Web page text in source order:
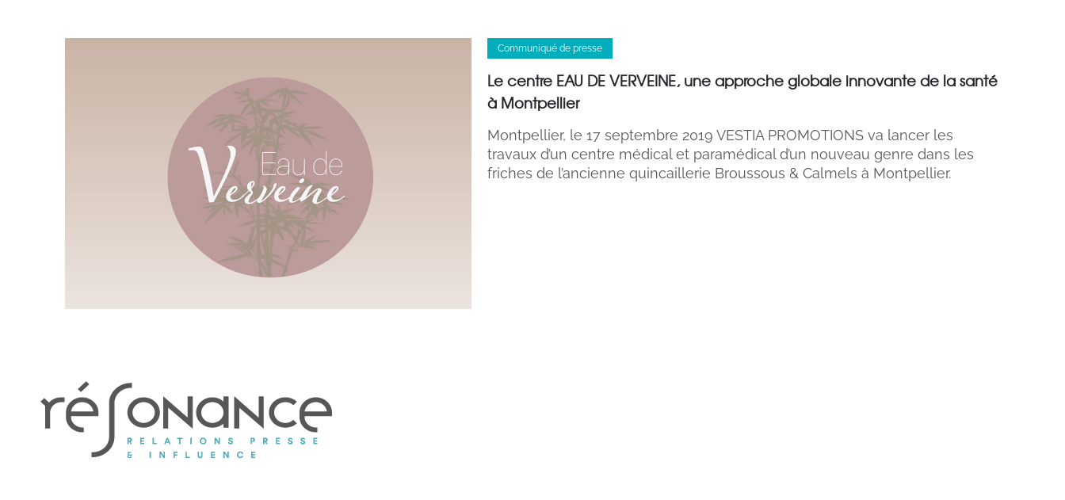
Communiqué de presse
Le centre EAU DE VERVEINE, une approche globale innovante de la santé
à Montpellier
Montpellier, le 17 septembre 2019 VESTIA PROMOTIONS va lancer les
travaux d’un centre médical et paramédical d’un nouveau genre dans les
friches de l’ancienne quincaillerie Broussous & Calmels à Montpellier.